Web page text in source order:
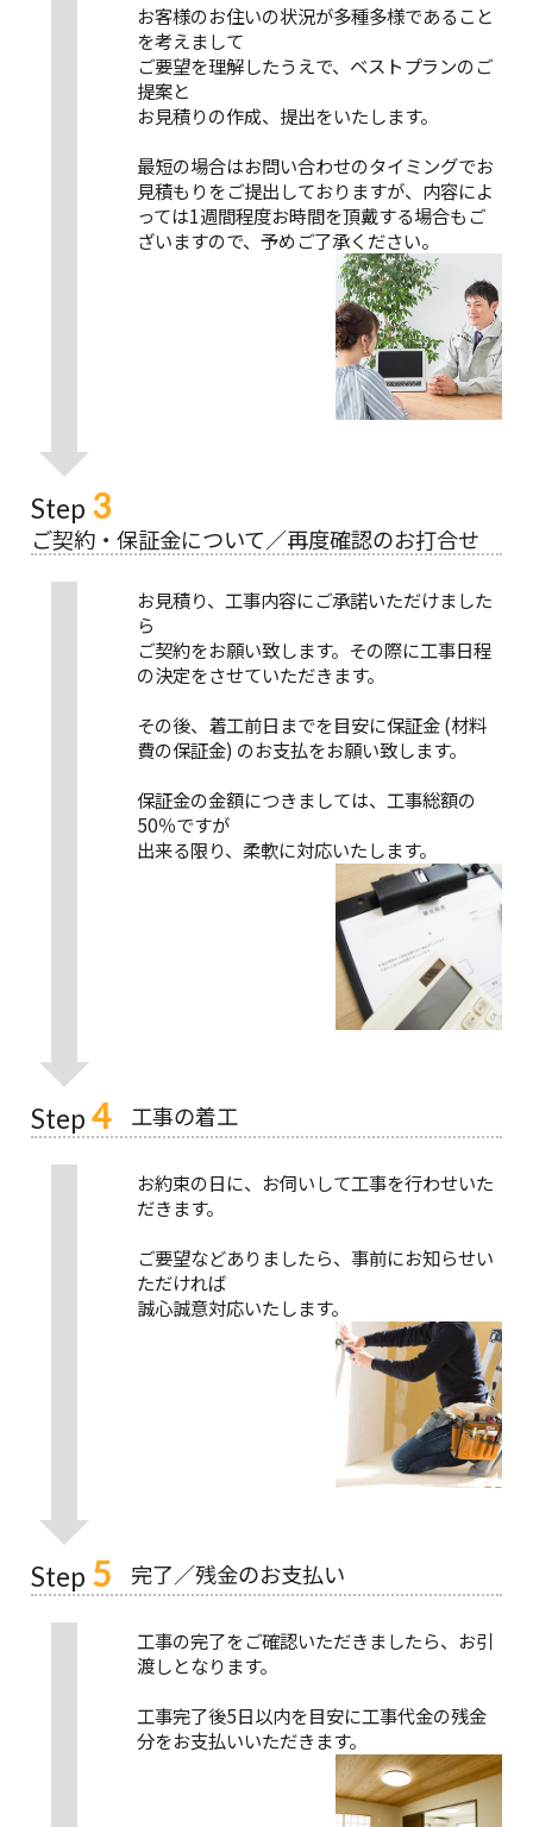
お客様のお住いの状況が多種多様であること
を考えまして
ご要望を理解したうえで、ベストプランのご
提案と
お見積りの作成、提出をいたします。
最短の場合はお問い合わせのタイミングでお
見積もりをご提出しておりますが、内容によ
っては1週間程度お時間を頂戴する場合もご
ざいますので、予めご了承ください。
Step 3
ご契約・保証金について／再度確認のお打合せ
お見積り、工事内容にご承諾いただけました
ら
ご契約をお願い致します。その際に工事日程
の決定をさせていただきます。
その後、着工前日までを目安に保証金 (材料
費の保証金) のお支払をお願い致します。
保証金の金額につきましては、工事総額の
50％ですが
出来る限り、柔軟に対応いたします。
Step 4 工事の着工
お約束の日に、お伺いして工事を行わせいた
だきます。
ご要望などありましたら、事前にお知らせい
ただければ
誠心誠意対応いたします。
Step 5 完了／残金のお支払い
工事の完了をご確認いただきましたら、お引
渡しとなります。
工事完了後5日以内を目安に工事代金の残金
分をお支払いいただきます。